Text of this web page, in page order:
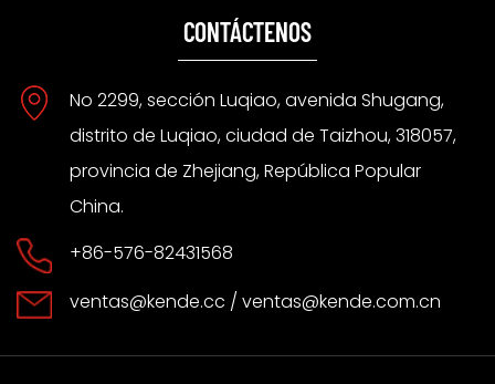
CONTÁCTENOS
No 2299, sección Luqiao, avenida Shugang,
distrito de Luqiao, ciudad de Taizhou, 318057,
provincia de Zhejiang, República Popular
China.
+86-576-82431568
ventas@kende.cc / ventas@kende.com.cn